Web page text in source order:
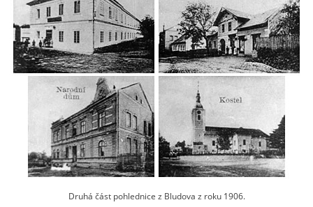
Druhá část pohlednice z Bludova z roku 1906.